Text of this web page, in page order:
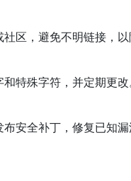
区，避免不明链接，以
特殊字符，并定期更
安全补丁，修复已知